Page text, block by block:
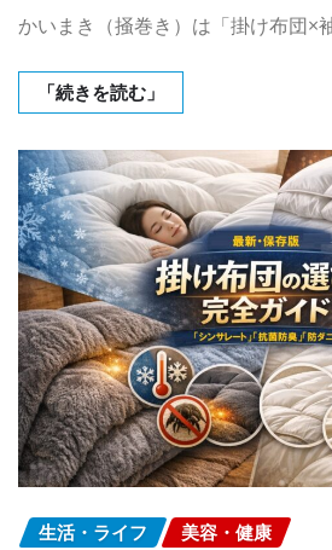
かいまき（掻巻き）は「掛け布団×
「続きを読む」
生活・ライフ 美容・健康